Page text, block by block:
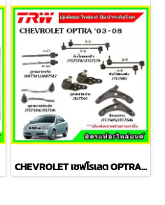
CHEVROLET เชฟโรเลต OPTRA ปี 03-08 ชุดช่วงล่าง TRW